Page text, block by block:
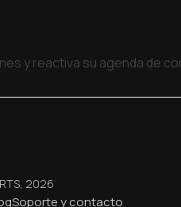
y reactiva su agenda de
2026
Soporte y contacto